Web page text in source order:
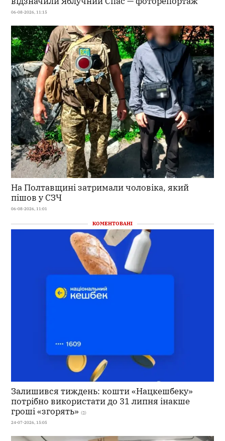
06-08-2026, 11:15
На Полтавщині затримали чоловіка, який
пішов у СЗЧ
06-08-2026, 11:01
КОМЕНТОВАНІ
Залишився тиждень: кошти «Нацкешбеку»
потрібно використати до 31 липня інакше
гроші «згорять» (2)
24-07-2026, 15:05